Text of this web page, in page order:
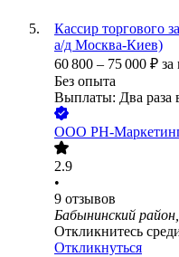
Кассир торгового
а/д Москва-Киев)
60 800 – 75 000 ₽ за
Без опыта
Выплаты: Два раза
ООО РН-
2.9
•
9 отзывов
Бабынинский
Откликнитесь
Откликнуться